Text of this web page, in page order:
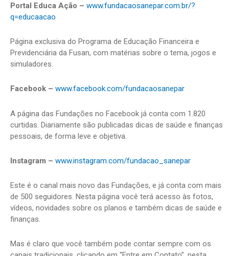
Portal Educa Ação – www.fundacaosanepar.com.br/?
q=educaacao
Página exclusiva do Programa de Educação Financeira e
Previdenciária da Fusan, com matérias sobre o tema, jogos e
simuladores.
Facebook – www.facebook.com/fundacaosanepar
A página das Fundações no Facebook já conta com 1.820
curtidas. Diariamente são publicadas dicas de saúde e finanças
pessoais, de forma leve e objetiva.
Instagram – www.instagram.com/fundacao_sanepar
Este é o canal mais novo das Fundações, e já conta com mais
de 500 seguidores. Nesta página você terá acesso às fotos,
vídeos, novidades sobre os planos e também dicas de saúde e
finanças.
Mas é claro que você também pode contar sempre com os